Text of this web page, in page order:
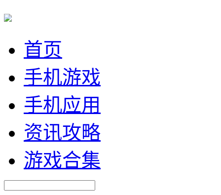
首页
手机游戏
手机应用
资讯攻略
游戏合集